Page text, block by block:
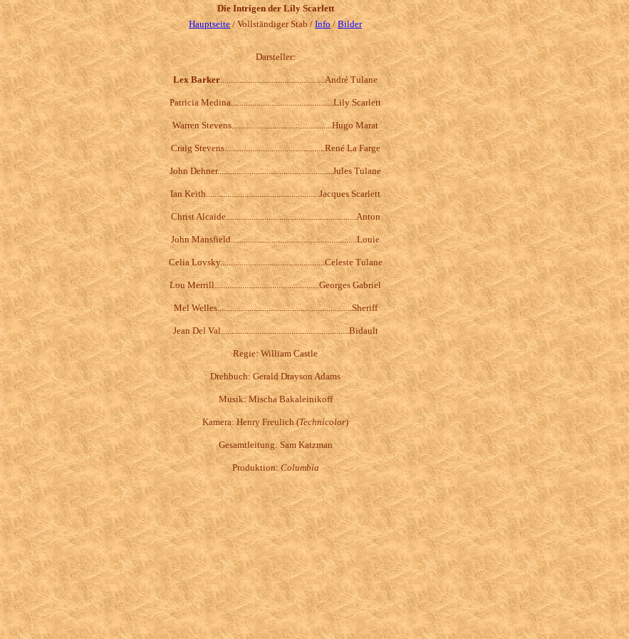
Die Intrigen der Lily Scarlett
Hauptseite/ Vollständiger Stab /Info/Bilder
Darsteller:
Lex Barker.................................................André Tulane
Patricia Medina................................................Lily Scarlett
Warren Stevens...............................................Hugo Marat
Craig Stevens...............................................René La Farge
John Dehner......................................................Jules Tulane
Ian Keith.....................................................Jacques Scarlett
Christ Alcaide.............................................................Anton
John Mansfield...........................................................Louie
Celia Lovsky.................................................Celeste Tulane
Lou Merrill.................................................Georges Gabriel
Mel Welles...............................................................Sheriff
Jean Del Val............................................................Bidault
Regie: William Castle
Drehbuch: Gerald Drayson Adams
Musik: Mischa Bakaleinikoff
Kamera: Henry Freulich (Technicolor)
Gesamtleitung: Sam Katzman
Produktion:Columbia